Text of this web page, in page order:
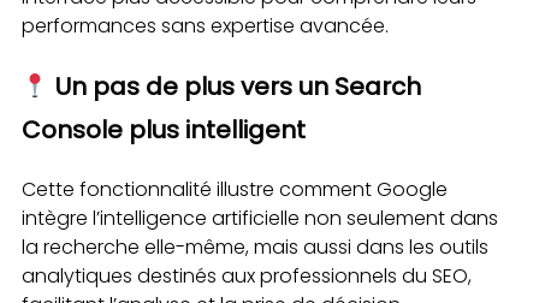
performances sans expertise avancée.
Un pas de plus vers un Search
Console plus intelligent
Cette fonctionnalité illustre comment Google
intègre l’intelligence artificielle non seulement dans
la recherche elle-même, mais aussi dans les outils
analytiques destinés aux professionnels du SEO,